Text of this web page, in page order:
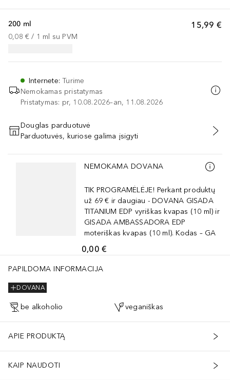
15,99 €
200 ml
0,08 € / 1 ml su PVM
Internete:Turime
Nemokamas pristatymas
Pristatymas: pr, 10.08.2026–an, 11.08.2026
PRIDĖTI Į KREPŠELĮ
Douglas parduotuvė
Parduotuvės, kuriose galima įsigyti
Praleisti slankiklį
NEMOKAMA DOVANA
TIK PROGRAMĖLĖJE! Perkant produktų
už 69 € ir daugiau - DOVANA GISADA
TITANIUM EDP vyriškas kvapas (10 ml) ir
GISADA AMBASSADORA EDP
moteriškas kvapas (10 ml). Kodas – GA
0,00 €
PAPILDOMA INFORMACIJA
DOVANA
be alkoholio veganiškas
APIE PRODUKTĄ
KAIP NAUDOTI